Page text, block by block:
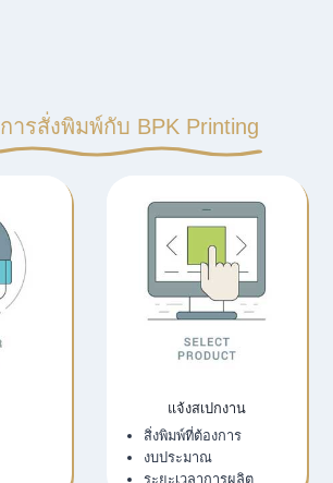
การสั่งพิมพ์กับ BPK Printing
แจ้งสเปกงาน
สิ่งพิมพ์ที่ต้องการ
งบประมาณ
ระยะเวลาการผลิต